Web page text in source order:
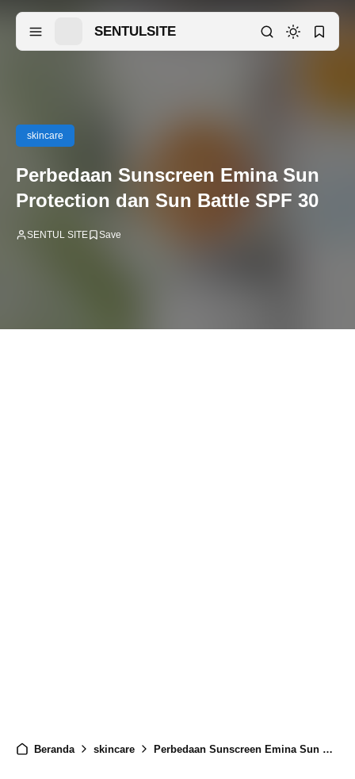
SENTULSITE
skincare
Perbedaan Sunscreen Emina Sun
Protection dan Sun Battle SPF 30
SENTUL SITE
Beranda skincare Perbedaan Sunscreen Emina Sun Protection dan Sun Battle SPF 30